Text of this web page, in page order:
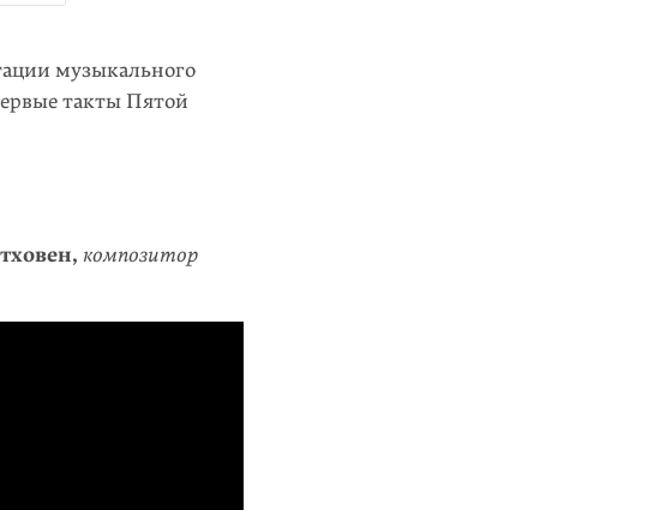
музыкального
такты Пятой
композитор